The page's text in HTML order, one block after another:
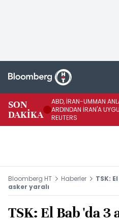
SON
DAKİKA
ABD, İRAN-UMMAN
ARDINDAN İRAN'A
REUTERS
Bloomberg HT Haberler
TSK:
asker yaralı
TSK: El Bab 'da 3